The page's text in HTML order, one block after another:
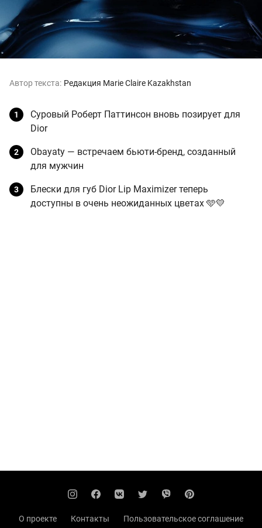
Автор текста: Редакция Marie Claire Kazakhstan
Суровый Роберт Паттинсон вновь позирует для
Dior
Obayaty — встречаем бьюти-бренд, созданный
для мужчин
Блески для губ Dior Lip Maximizer теперь
доступны в очень неожиданных цветах 🩵💛
О проекте Контакты Пользовательское соглашение